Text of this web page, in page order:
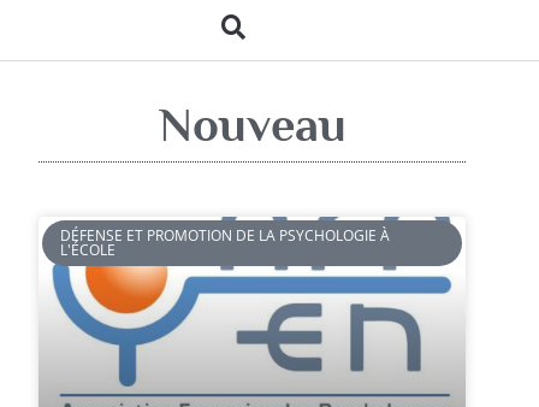
Nouveau
DÉFENSE ET PROMOTION DE LA PSYCHOLOGIE À
L'ÉCOLE